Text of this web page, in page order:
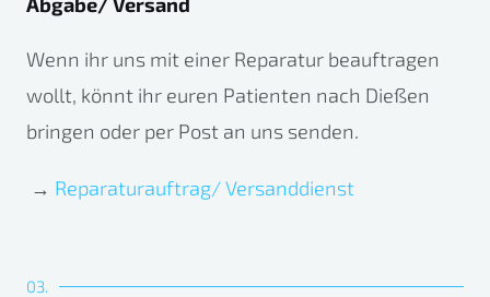
Abgabe/ Versand
Wenn ihr uns mit einer Reparatur beauftragen
wollt, könnt ihr euren Patienten nach Dießen
bringen oder per Post an uns senden.
→ Reparaturauftrag/ Versanddienst
03.